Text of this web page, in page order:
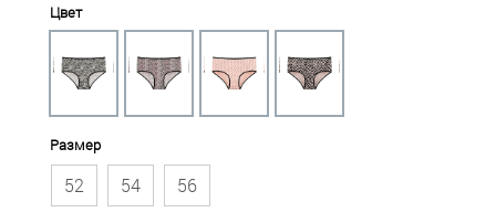
Цвет
Размер
52 54 56